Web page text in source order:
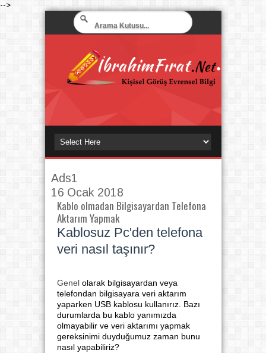
-->
Ads1
16 Ocak 2018
Kablo olmadan Bilgisayardan Telefona
Aktarım Yapmak
Kablosuz Pc'den telefona
veri nasıl taşınır?
Genelolarak bilgisayardan veya
telefondan bilgisayara veri aktarım
yaparken USB kablosu kullanırız. Bazı
durumlarda bu kablo yanımızda
olmayabilir ve veri aktarımı yapmak
gereksinimi duyduğumuz zaman bunu
nasıl yapabiliriz?